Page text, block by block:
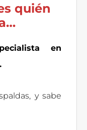
quién
en
y sabe